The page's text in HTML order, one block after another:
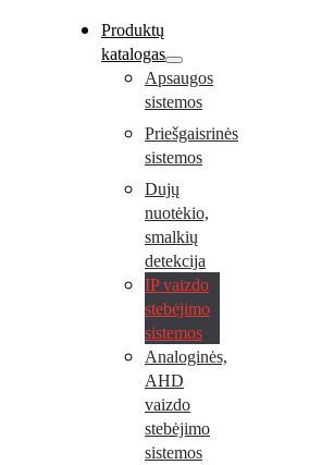
Produktų
katalogas
Apsaugos
sistemos
Priešgaisrinės
sistemos
Dujų
nuotėkio,
smalkių
detekcija
IP vaizdo
stebėjimo
sistemos
Analoginės,
AHD
vaizdo
stebėjimo
sistemos